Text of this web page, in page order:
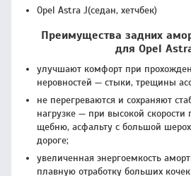
Opel Astra J(седан, хетчбек)
Преимущества задних
для Opel
улучшают комфорт при
неровностей — стыки, трещины
не перегреваются и сохраняют
нагрузке — при высокой скорости
щебню, асфальту с большой
дороге;
увеличенная энергоемкость
плавную отработку больших